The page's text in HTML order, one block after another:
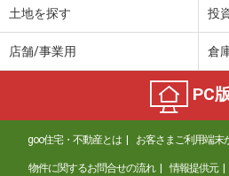
土地を探す 投
店舗/事業用 倉
PC
goo住宅・不動産とは お客さまご利用端末
物件に関するお問合せの流れ 情報提供元